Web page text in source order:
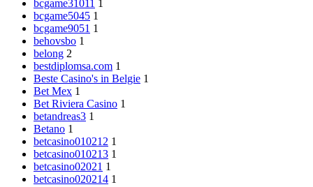
bcgame31011 1
bcgame5045 1
bcgame9051 1
behovsbo 1
belong 2
bestdiplomsa.com 1
Beste Casino's in Belgie 1
Bet Mex 1
Bet Riviera Casino 1
betandreas3 1
Betano 1
betcasino010212 1
betcasino010213 1
betcasino02021 1
betcasino020214 1